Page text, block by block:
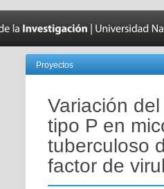
Proyectos
Variación
tipo P en
tuberculoso
factor de